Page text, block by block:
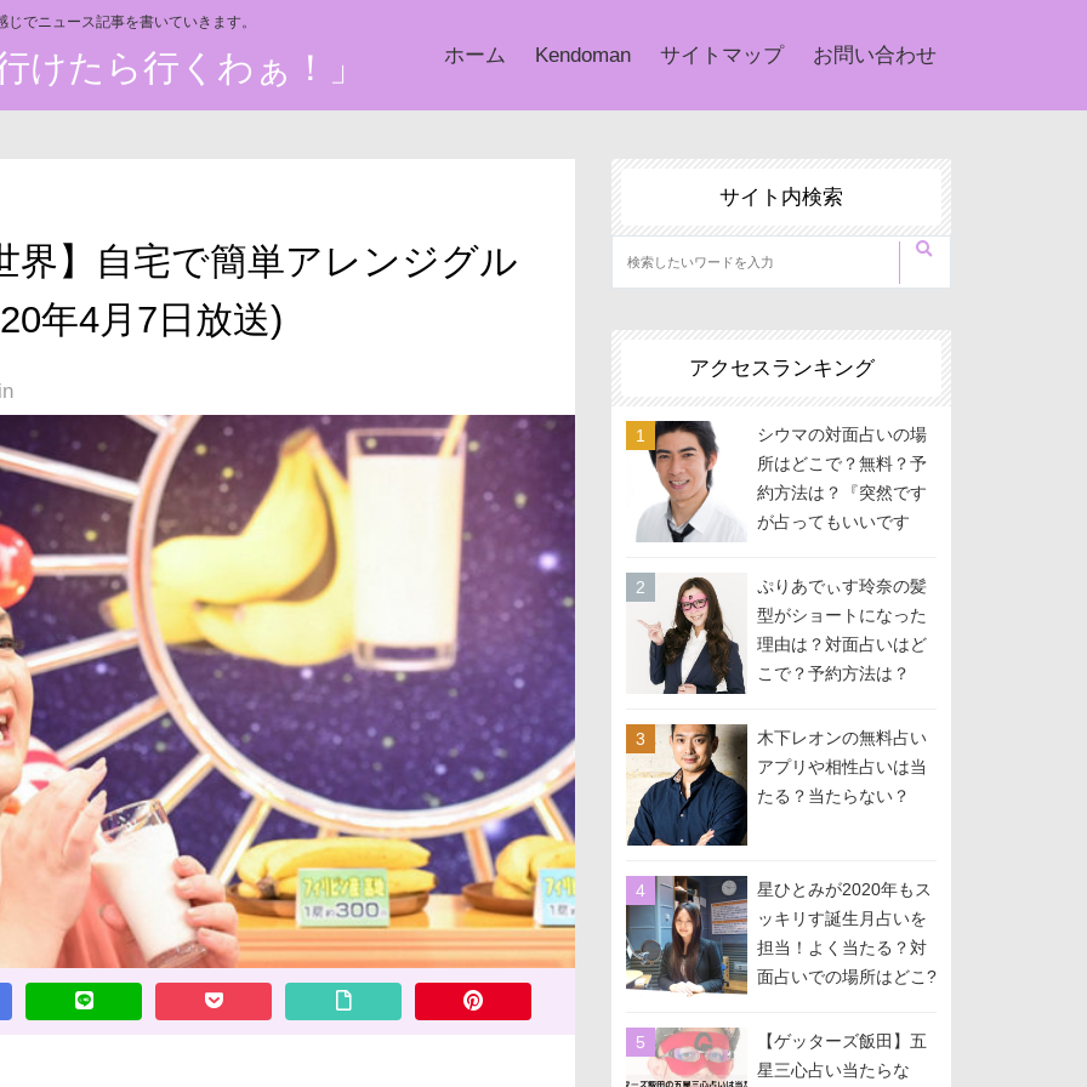
でニュース記事を書いていきます。
けたら行くわぁ！」 ホーム Kendoman サイトマップ お問い合わせ
界】自宅で簡単アレンジグル
年4月7日放送)
サイト内検索
アクセスランキング
シウマの対面占いの場
所はどこで？無料？予
約方法は？『突然です
が占ってもいいです
ぷりあでぃす玲奈の髪
型がショートになった
理由は？対面占いはど
こで？予約方法は？
木下レオンの無料占い
アプリや相性占いは当
たる？当たらない？
星ひとみが2020年もス
ッキリす誕生月占いを
担当！よく当たる？対
面占いでの場所はどこ?
【ゲッターズ飯田】五
星三心占い当たらな